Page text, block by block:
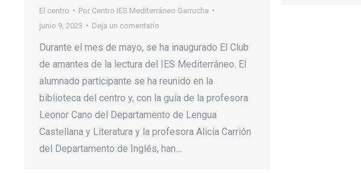
El centro Por Centro IES Mediterráneo Garrucha
junio 9, 2023
Deja un comentario
Durante el mes de mayo, se ha inaugurado El Club
de amantes de la lectura del IES Mediterráneo. El
alumnado participante se ha reunido en la
biblioteca del centro y, con la guía de la profesora
Leonor Cano del Departamento de Lengua
Castellana y Literatura y la profesora Alicia Carrión
del Departamento de Inglés, han…